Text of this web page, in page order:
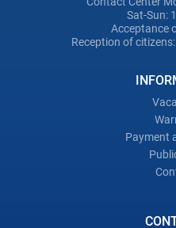
Sat-Sun:
Acceptance
Reception of
Payment